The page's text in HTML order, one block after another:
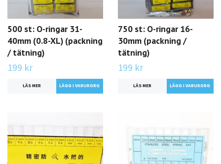
500 st: O-ringar 31-
40mm (0.8-XL) (packning
/ tätning)
199 kr
LÄS MER
750 st: O-ringar 16-
30mm (packning /
tätning)
199 kr
LÄS MER